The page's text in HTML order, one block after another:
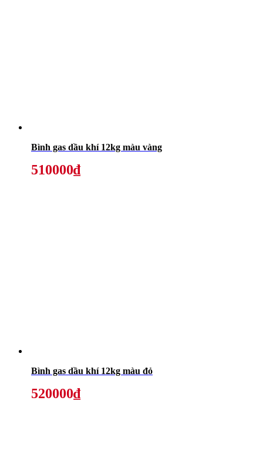
Bình gas dầu khí 12kg màu vàng
510000₫
Bình gas dầu khí 12kg màu đỏ
520000₫